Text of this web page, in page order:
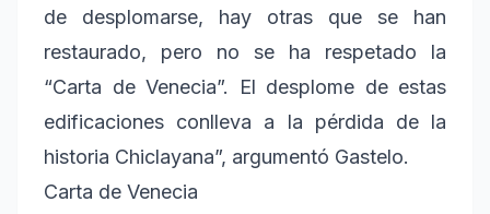
de desplomarse, hay otras que se han
restaurado, pero no se ha respetado la
“Carta de Venecia”. El desplome de estas
edificaciones conlleva a la pérdida de la
historia Chiclayana”, argumentó Gastelo.
Carta de Venecia